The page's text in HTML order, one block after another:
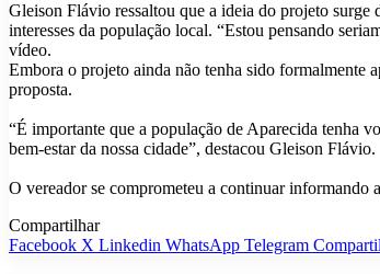
Gleison Flávio ressaltou que a ideia do projeto surge
interesses da população local. “Estou pensando
vídeo.
Embora o projeto ainda não tenha sido formalmente
proposta.
“É importante que a população de Aparecida tenha
bem-estar da nossa cidade”, destacou Gleison Flávio.
O vereador se comprometeu a continuar informando
Compartilhar
Facebook X Linkedin WhatsApp Telegram